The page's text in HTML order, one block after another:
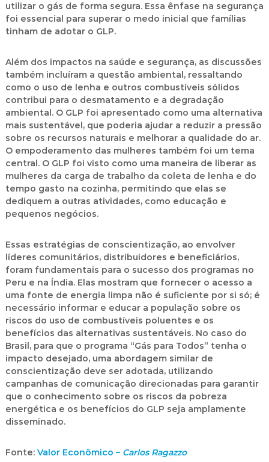
utilizar o gás de forma segura. Essa ênfase na segurança
foi essencial para superar o medo inicial que famílias
tinham de adotar o GLP.
Além dos impactos na saúde e segurança, as discussões
também incluíram a questão ambiental, ressaltando
como o uso de lenha e outros combustíveis sólidos
contribui para o desmatamento e a degradação
ambiental. O GLP foi apresentado como uma alternativa
mais sustentável, que poderia ajudar a reduzir a pressão
sobre os recursos naturais e melhorar a qualidade do ar.
O empoderamento das mulheres também foi um tema
central. O GLP foi visto como uma maneira de liberar as
mulheres da carga de trabalho da coleta de lenha e do
tempo gasto na cozinha, permitindo que elas se
dediquem a outras atividades, como educação e
pequenos negócios.
Essas estratégias de conscientização, ao envolver
líderes comunitários, distribuidores e beneficiários,
foram fundamentais para o sucesso dos programas no
Peru e na Índia. Elas mostram que fornecer o acesso a
uma fonte de energia limpa não é suficiente por si só; é
necessário informar e educar a população sobre os
riscos do uso de combustíveis poluentes e os
benefícios das alternativas sustentáveis. No caso do
Brasil, para que o programa “Gás para Todos” tenha o
impacto desejado, uma abordagem similar de
conscientização deve ser adotada, utilizando
campanhas de comunicação direcionadas para garantir
que o conhecimento sobre os riscos da pobreza
energética e os benefícios do GLP seja amplamente
disseminado.
Fonte: Valor Econômico – Carlos Ragazzo